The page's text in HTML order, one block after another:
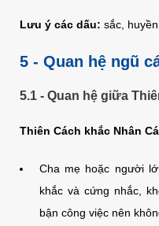
Lưu ý các dấu: sắc,
5 - Quan hệ ngũ
5.1 - Quan hệ giữa
Thiên Cách khắc Nhân
Cha mẹ hoặc người
khắc và cứng nhắc,
bận công việc nên